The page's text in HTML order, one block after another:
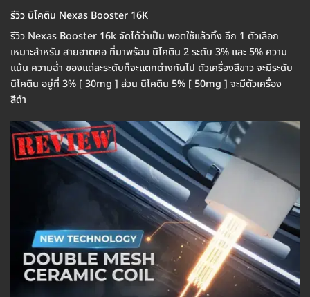
รีวิว นิโคติน Nexas Booster 16K
รีวิว Nexas Booster 16k จัดได้ว่าเป็น พอตใช้แล้วทิ้ง อีก 1 ตัวเลือก
เหมาะสำหรับ สายฮาตคอ ที่มาพร้อม นิโคติน 2 ระดับ 3% และ 5% ความ
แน้น ความฉ่ำ ของแต่ละระดับก็จะแตกต่างกันไป ตัวเครื่องสีขาว จะมีระดับ
นิโคติน อยู่ที่ 3% [ 30mg ] ส่วน นิโคติน 5% [ 50mg ] จะมีตัวเครื่อง
สีดำ